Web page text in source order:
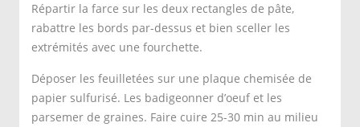
Répartir la farce sur les deux rectangles de pâte,
rabattre les bords par-dessus et bien sceller les
extrémités avec une fourchette.
Déposer les feuilletées sur une plaque chemisée de
papier sulfurisé. Les badigeonner d’oeuf et les
parsemer de graines. Faire cuire 25-30 min au milieu